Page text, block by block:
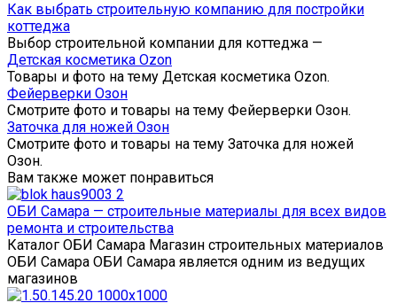
Как выбрать строительную компанию для постройки
коттеджа
Выбор строительной компании для коттеджа —
Детская косметика Ozon
Товары и фото на тему Детская косметика Ozon.
Фейерверки Озон
Смотрите фото и товары на тему Фейерверки Озон.
Заточка для ножей Озон
Смотрите фото и товары на тему Заточка для ножей
Озон.
Вам также может понравиться
ОБИ Самара — строительные материалы для всех видов
ремонта и строительства
Каталог ОБИ Самара Магазин строительных материалов
ОБИ Самара ОБИ Самара является одним из ведущих
магазинов